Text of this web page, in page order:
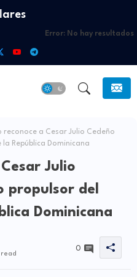
Error: No hay resultados
reconoce a Cesar Julio Cedeño
República Dominicana
Julio
propulsor del
Dominicana
0